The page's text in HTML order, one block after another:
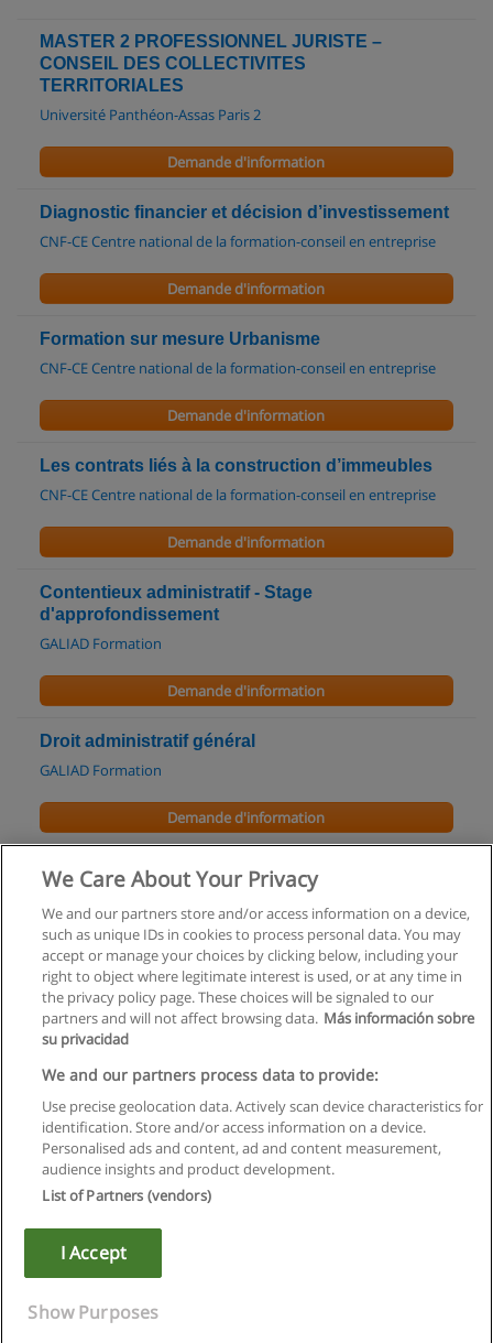
MASTER 2 PROFESSIONNEL JURISTE –
CONSEIL DES COLLECTIVITES
TERRITORIALES
Université Panthéon-Assas Paris 2
Demande d'information
Diagnostic financier et décision d’investissement
CNF-CE Centre national de la formation-conseil en entreprise
Demande d'information
Formation sur mesure Urbanisme
CNF-CE Centre national de la formation-conseil en entreprise
Demande d'information
Les contrats liés à la construction d’immeubles
CNF-CE Centre national de la formation-conseil en entreprise
Demande d'information
Contentieux administratif - Stage
d'approfondissement
GALIAD Formation
Demande d'information
Droit administratif général
GALIAD Formation
Demande d'information
Droits et devoirs des fonctionnaires
Demande d'information
Règles d'utilisation
Confidentialité des données
Contacter Educaedu
Copyright © Educaedu Business S.L. - CIF : B-95610580: -
We Care About Your Privacy
We and our partners store and/or access information on a device,
such as unique IDs in cookies to process personal data. You may
accept or manage your choices by clicking below, including your
right to object where legitimate interest is used, or at any time in
the privacy policy page. These choices will be signaled to our
partners and will not affect browsing data. Más información sobre
su privacidad
We and our partners process data to provide:
Use precise geolocation data. Actively scan device characteristics for
identification. Store and/or access information on a device.
Personalised ads and content, ad and content measurement,
audience insights and product development.
List of Partners (vendors)
I Accept
Show Purposes